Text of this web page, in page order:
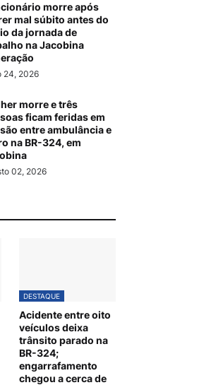
morre após
mal súbito antes do
da jornada de
na Jacobina
24, 2026
morre e três
ficam feridas em
entre ambulância e
na BR-324, em
02, 2026
DESTAQUE
Acidente entre oito
veículos deixa
trânsito parado na
BR-324;
engarrafamento
chegou a cerca de